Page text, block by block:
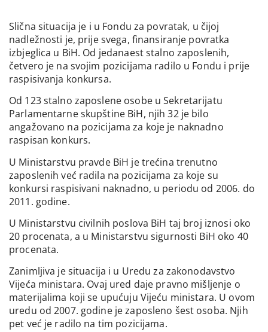
Slična situacija je i u Fondu za povratak, u čijoj
nadležnosti je, prije svega, finansiranje povratka
izbjeglica u BiH. Od jedanaest stalno zaposlenih,
četvero je na svojim pozicijama radilo u Fondu i prije
raspisivanja konkursa.
Od 123 stalno zaposlene osobe u Sekretarijatu
Parlamentarne skupštine BiH, njih 32 je bilo
angažovano na pozicijama za koje je naknadno
raspisan konkurs.
U Ministarstvu pravde BiH je trećina trenutno
zaposlenih već radila na pozicijama za koje su
konkursi raspisivani naknadno, u periodu od 2006. do
2011. godine.
U Ministarstvu civilnih poslova BiH taj broj iznosi oko
20 procenata, a u Ministarstvu sigurnosti BiH oko 40
procenata.
Zanimljiva je situacija i u Uredu za zakonodavstvo
Vijeća ministara. Ovaj ured daje pravno mišljenje o
materijalima koji se upućuju Vijeću ministara. U ovom
uredu od 2007. godine je zaposleno šest osoba. Njih
pet već je radilo na tim pozicijama.